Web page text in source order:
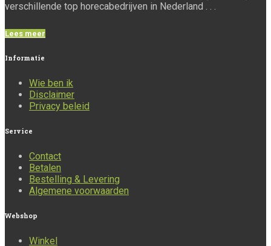
verschillende top horecabedrijven in Nederland . . .
Lees meer
Informatie
Wie ben ik
Disclaimer
Privacy beleid
Service
Contact
Betalen
Bestelling & Levering
Algemene voorwaarden
Webshop
Winkel